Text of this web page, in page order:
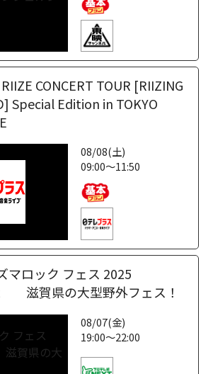
CONCERT TOUR [RIIZING
Special Edition in TOKYO
08/08(土)
09:00～11:50
マロック フェス 2025
滋賀県の大型野外フェス！
08/07(金)
19:00～22:00